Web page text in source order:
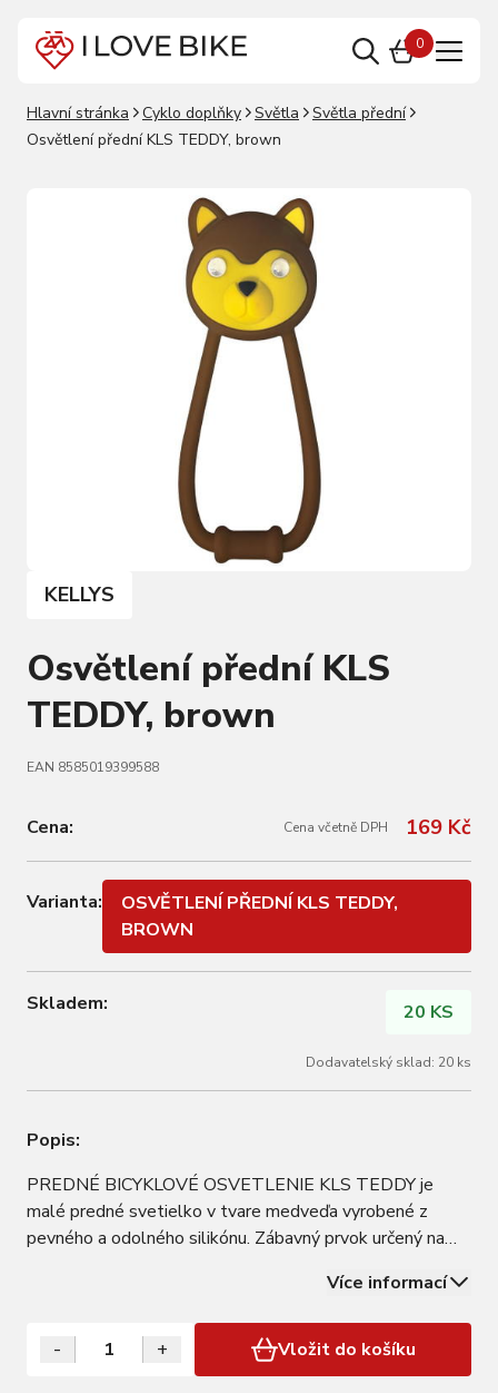
0
Hlavní stránka Cyklo doplňky Světla
Světla přední
Osvětlení přední KLS TEDDY, brown
KELLYS
Osvětlení přední KLS
TEDDY, brown
EAN 8585019399588
Cena: Cena včetně DPH 169 Kč
Varianta:
OSVĚTLENÍ PŘEDNÍ KLS TEDDY,
BROWN
Skladem: 20 KS
Dodavatelský sklad: 20 ks
Popis:
PREDNÉ BICYKLOVÉ OSVETLENIE KLS TEDDY je
malé predné svetielko v tvare medveďa vyrobené z
pevného a odolného silikónu. Zábavný prvok určený na
produktu Ergonomické tlačidlo je skryté pod nosom Veľa
farebných variant umožňuje prispôsobiť si Váš…
Více informací
- + Vložit do košíku